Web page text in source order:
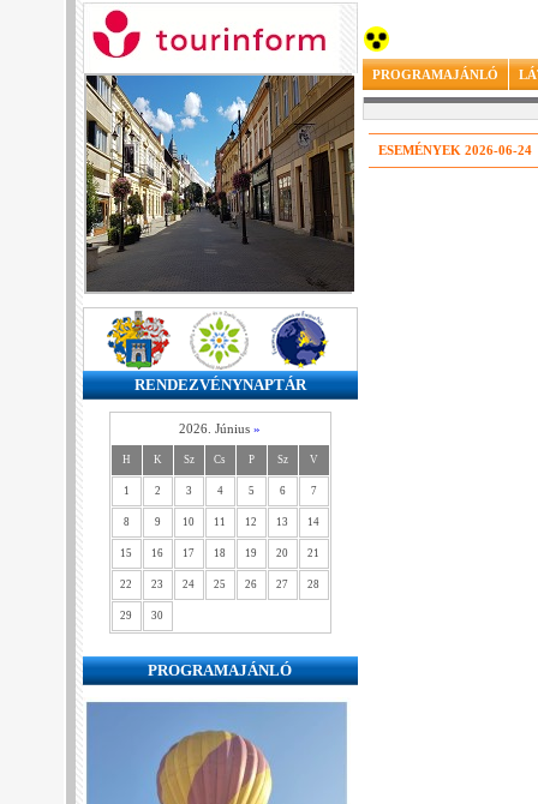
RENDEZVÉNYNAPTÁR
2026. Június »
H K Sz Cs P Sz V
1 2 3 4 5 6 7
8 9 10 11 12 13 14
15 16 17 18 19 20 21
22 23 24 25 26 27 28
29 30
PROGRAMAJÁNLÓ
PROGRAMAJÁNLÓ
ESEMÉNYEK 2026-06-24